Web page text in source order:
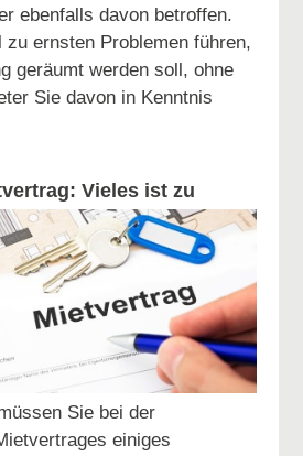
ebenfalls davon betroffen.
zu ernsten Problemen führen,
geräumt werden soll, ohne
Sie davon in Kenntnis
Vieles ist zu
Sie bei der
einiges